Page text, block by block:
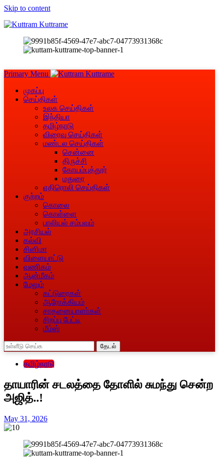
Skip to content
Primary Menu
முகப்பு
செய்திகள்
உலக செய்திகள்
இந்தியா
தமிழ்நாடு
விரைவு செய்திகள்
மண்டல செய்திகள்
சென்னை
திருச்சி
கோயம்புத்தூர்
மதுரை
எதிரொலி செய்திகள்
குற்றம்
கொலை
கொள்ளை
பாலியல் சம்பவம்
அரசியல்
கல்வி
சினிமா
விளையாட்டு
வணிகம்
ஆன்மீகம்
மேலும்
கட்டுரைகள்
ஆரோக்கியம்
சாதனையாளா்கள்
சிறப்பு பேட்டி
மீம்ஸ்
தேடல்
தமிழ்நாடு
தாயாரின் சடலத்தை தோளில் சுமந்து சென்ற
அஜித்..!
May 31, 2026